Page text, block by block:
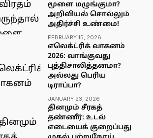
மூளை மழுங்குமா?
அறிவியல் சொல்லும்
அதிர்ச்சி உண்மை!
FEBRUARY 15, 2026
எலெக்ட்ரிக் வாகனம்
2026: வாங்குவது
புத்திசாலித்தனமா?
அல்லது பெரிய
டிராப்பா?
JANUARY 23, 2026
தினமும் சீரகத்
தண்ணீர்: உடல்
எடையைக் குறைப்பது